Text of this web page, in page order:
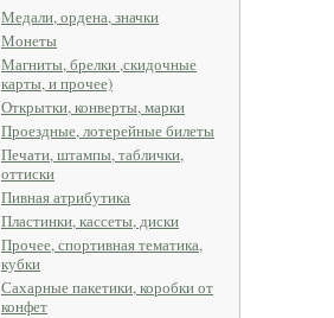
Медали, ордена, значки
Монеты
Магниты, брелки ,скидочные
карты, и прочее)
Открытки, конверты, марки
Проездные, лотерейные билеты
Печати, штампы, таблички,
оттиски
Пивная атрибутика
Пластинки, кассеты, диски
Прочее, спортивная тематика,
кубки
Сахарные пакетики, коробки от
конфет